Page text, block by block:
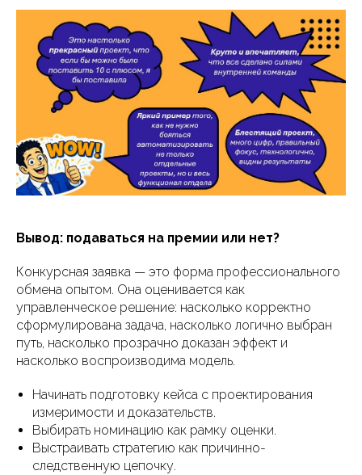
Вывод: подаваться на премии или нет?
Конкурсная заявка — это форма профессионального
обмена опытом. Она оценивается как
управленческое решение: насколько корректно
сформулирована задача, насколько логично выбран
путь, насколько прозрачно доказан эффект и
насколько воспроизводима модель.
Начинать подготовку кейса с проектирования
измеримости и доказательств.
Выбирать номинацию как рамку оценки.
Выстраивать стратегию как причинно-
следственную цепочку.